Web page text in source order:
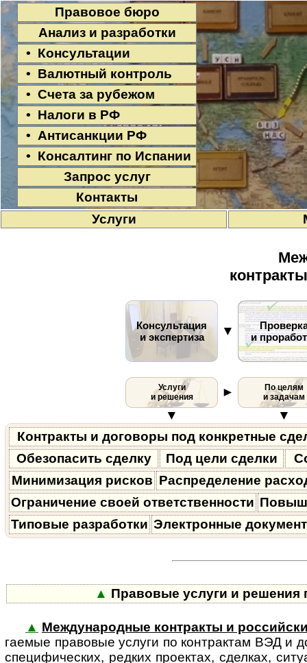
Правовое бюро
Анализ и разработки
• Консультации
• Валютный контроль
• Счета за рубежом
• Налоги в РФ
• Антисанкции РФ
• Консалтинг по Испании
Запрос услуг
Контакты
Услуги
Консультация
и экспертиза
▼
и
Услуги
и решения
►
По целям
и задачам
▼
▼
Контракты и договоры под конкретные
Обезопасить сделку
Под цели сделки
Минимизация рисков Распределение
Ограничение своей ответственности
Типовые разработки Электронные
▲ Правовые услуги и решения
▲ Международные контракты и
га­е­мые пра­во­вые услуги по контрактам ВЭД и
специфических, редких проектах, сделках,